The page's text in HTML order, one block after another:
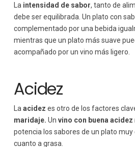
La intensidad de sabor, tanto de
debe ser equilibrada. Un plato con
complementado por una bebida
mientras que un plato más suave
acompañado por un vino más ligero.
Acidez
La acidez es otro de los factores
maridaje. Un vino con buena acidez
potencia los sabores de un plato
cuanto a grasa.